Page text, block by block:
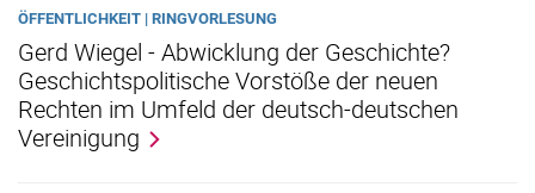
ÖFFENTLICHKEIT | RINGVORLESUNG
Gerd Wiegel - Abwicklung der Geschichte?
Geschichtspolitische Vorstöße der neuen
Rechten im Umfeld der deutsch-deutschen
Vereinigung